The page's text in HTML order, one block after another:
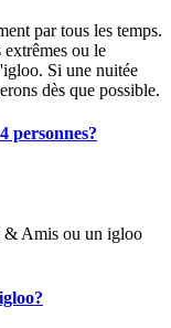
par tous les temps.
extrêmes ou le
Si une nuitée
dès que possible.
personnes?
& Amis ou un igloo